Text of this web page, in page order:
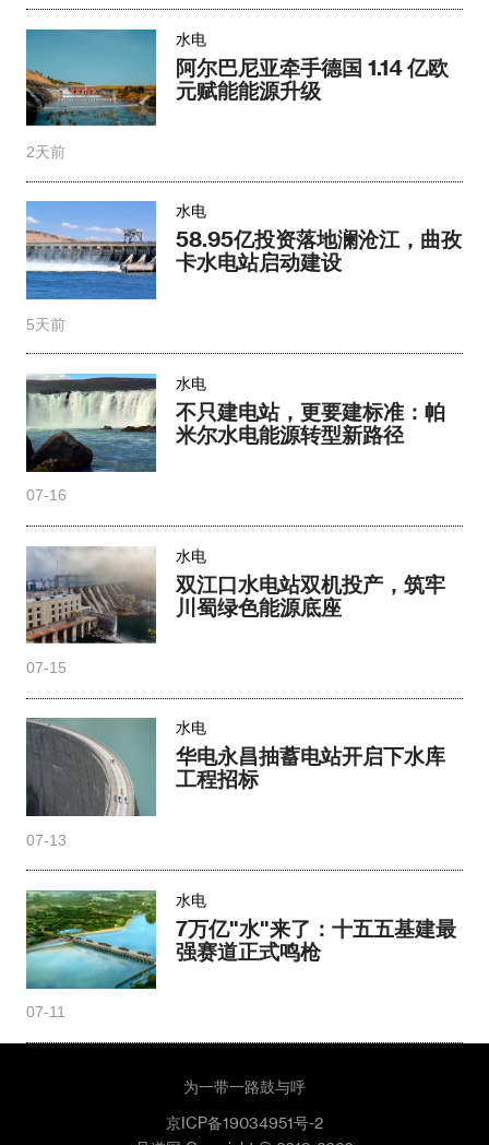
水电
阿尔巴尼亚牵手德国 1.14 亿欧
元赋能能源升级
2天前
水电
58.95亿投资落地澜沧江，曲孜
卡水电站启动建设
5天前
水电
不只建电站，更要建标准：帕
米尔水电能源转型新路径
07-16
水电
双江口水电站双机投产，筑牢
川蜀绿色能源底座
07-15
水电
华电永昌抽蓄电站开启下水库
工程招标
07-13
水电
7万亿"水"来了：十五五基建最
强赛道正式鸣枪
07-11
为一带一路鼓与呼
京ICP备19034951号-2